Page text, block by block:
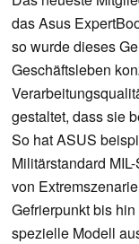
das Asus
so wurde dieses
Geschäftsleben
gestaltet, dass sie
So hat ASUS
Militärstandard
von
Gefrierpunkt bis
spezielle Modell